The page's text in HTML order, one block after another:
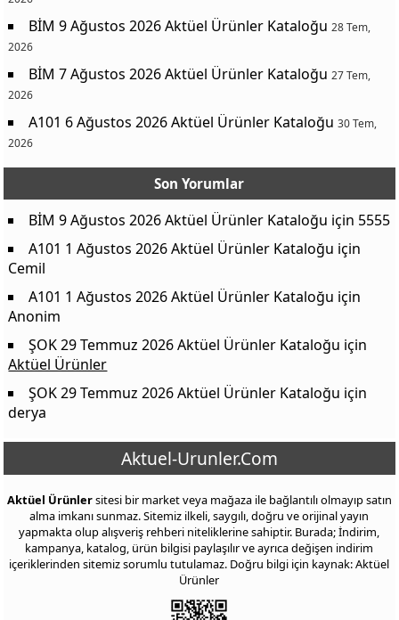
BİM 9 Ağustos 2026 Aktüel Ürünler Kataloğu 28 Tem,
2026
BİM 7 Ağustos 2026 Aktüel Ürünler Kataloğu 27 Tem,
2026
A101 6 Ağustos 2026 Aktüel Ürünler Kataloğu 30 Tem,
2026
Son Yorumlar
BİM 9 Ağustos 2026 Aktüel Ürünler Kataloğu için 5555
A101 1 Ağustos 2026 Aktüel Ürünler Kataloğu için
Cemil
A101 1 Ağustos 2026 Aktüel Ürünler Kataloğu için
Anonim
ŞOK 29 Temmuz 2026 Aktüel Ürünler Kataloğu için
Aktüel Ürünler
ŞOK 29 Temmuz 2026 Aktüel Ürünler Kataloğu için
derya
Aktuel-Urunler.Com
Aktüel Ürünlersitesi bir market veya mağaza ile bağlantılı olmayıp satın
alma imkanı sunmaz. Sitemiz ilkeli, saygılı, doğru ve orijinal yayın
yapmakta olup alışveriş rehberi niteliklerine sahiptir. Burada; İndirim,
kampanya, katalog, ürün bilgisi paylaşılır ve ayrıca değişen indirim
içeriklerinden sitemiz sorumlu tutulamaz. Doğru bilgi için kaynak: Aktüel
Ürünler